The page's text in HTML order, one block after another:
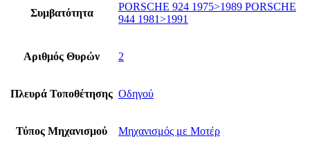
Συμβατότητα
PORSCHE 924 1975>1989 PORSCHE
944 1981>1991
Αριθμός Θυρών 2
Πλευρά Τοποθέτησης Οδηγού
Τύπος Μηχανισμού Μηχανισμός με Μοτέρ